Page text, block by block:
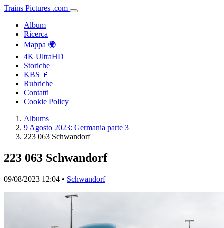
Trains Pictures .com
Album
Ricerca
Mappa 🌍
4K UltraHD
Storiche
KBS 🇦🇹
Rubriche
Contatti
Cookie Policy
Albums
9 Agosto 2023: Germania parte 3
223 063 Schwandorf
223 063 Schwandorf
09/08/2023 12:04 • Schwandorf